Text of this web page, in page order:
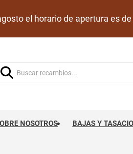
el horario de apertura es
NOSOTROS BAJAS Y